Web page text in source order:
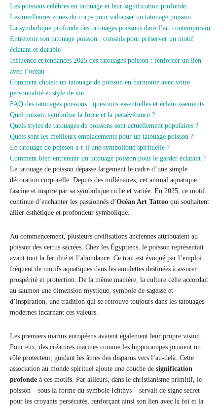
Les poissons célèbres en tatouage et leur signification profonde
Les meilleures zones du corps pour valoriser un tatouage poisson
La symbolique profonde des tatouages poissons dans l’art contemporain
Entretenir son tatouage poisson : conseils pour préserver un motif
éclatant et durable
Influence et tendances 2025 des tatouages poisson : renforcer un lien
avec l’océan
Comment choisir un tatouage de poisson en harmonie avec votre
personnalité et style de vie
FAQ des tatouages poissons : questions essentielles et éclaircissements
Quel poisson symbolise la force et la persévérance ?
Quels styles de tatouages de poissons sont actuellement populaires ?
Quels sont les meilleurs emplacements pour un tatouage poisson ?
Le tatouage de poisson a-t-il une symbolique spirituelle ?
Comment bien entretenir un tatouage poisson pour le garder éclatant ?
Le tatouage de poisson dépasse largement le cadre d’une simple
décoration corporelle. Depuis des millénaires, cet animal aquatique
fascine et inspire par sa symbolique riche et variée. En 2025, ce motif
continue d’enchanter les passionnés d’Océan Art Tattoo qui souhaitent
allier esthétique et profondeur symbolique.
Au commencement, plusieurs civilisations anciennes attribuaient au
poisson des vertus sacrées. Chez les Égyptiens, le poisson représentait
avant tout la fertilité et l’abondance. Ce trait est évoqué par l’emploi
fréquent de motifs aquatiques dans les amulettes destinées à assurer
prospérité et protection. De la même manière, la culture celte accordait
au saumon une dimension mystique, symbole de sagesse et
d’inspiration, une tradition qui se retrouve toujours dans les tatouages
modernes incarnant ces valeurs.
Les premiers marins européens avaient également leur propre vision.
Pour eux, des créatures marines comme les hippocampes jouaient un
rôle protecteur, guidant les âmes des disparus vers l’au-delà. Cette
association au monde spirituel ajoute une couche de signification
profonde à ces motifs. Par ailleurs, dans le christianisme primitif, le
poisson – sous la forme du symbole Ichthys – servait de signe secret
pour les croyants persécutés, renforçant ainsi son lien avec la foi et la